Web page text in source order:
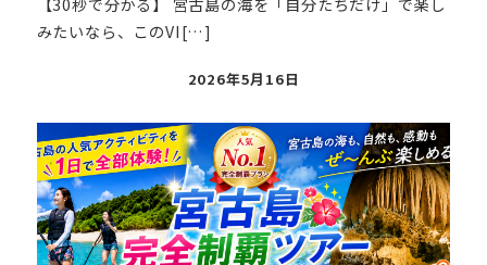
みたいなら、このVI[…]
投
日
2026年5月16日